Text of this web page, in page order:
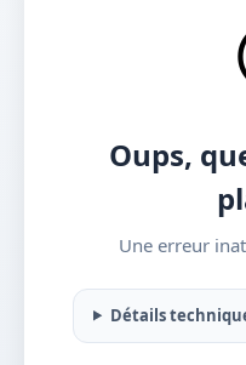
Oups,
Une erreur
Détails